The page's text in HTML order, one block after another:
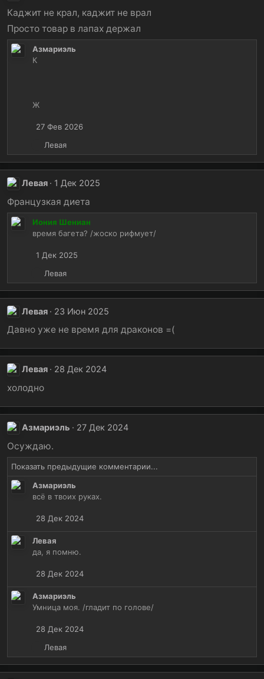
Каджит не крал, каджит не врал
Просто товар в лапах держал
Азмариэль
К
Ж
27 Фев 2026
Р
е
ц
и
и
:
Левая
Левая 1 Дек 2025
Французкая диета
Иония Шениан
время багета? /жоско рифмует/
1 Дек 2025
Р
е
ц
и
:
Левая
Левая 23 Июн 2025
Давно уже не время для драконов =(
Левая 28 Дек 2024
холодно
Азмариэль 27 Дек 2024
Осуждаю.
Показать предыдущие комментарии...
Азмариэль
всё в твоих руках.
28 Дек 2024
Левая
да, я помню.
28 Дек 2024
Азмариэль
Умница моя. /гладит по голове/
28 Дек 2024
Р
е
Левая